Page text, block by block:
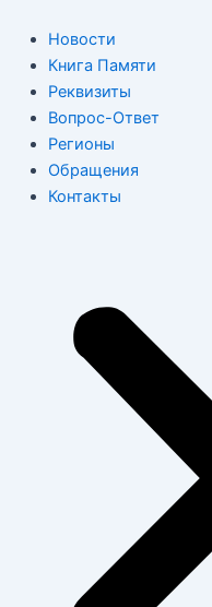
содержимому
Новости
Книга Памяти
Реквизиты
Вопрос-Ответ
Регионы
Обращения
Контакты